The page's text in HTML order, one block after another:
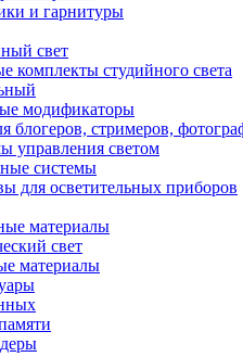
и гарнитуры
свет
комплекты студийного света
модификаторы
блогеров, стримеров,
управления светом
системы
для осветительных приборов
материалы
свет
материалы